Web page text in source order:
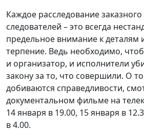
Каждое расследование заказного
следователей – это всегда
предельное внимание к деталям
терпение. Ведь необходимо,
и организатор, и исполнители
закону за то, что совершили. О
добиваются справедливости,
документальном фильме на
14 января в 19.00, 15 января в
в 4.00.